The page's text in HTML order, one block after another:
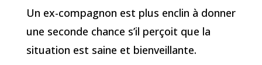
Un ex-compagnon est plus enclin à donner
une seconde chance s’il perçoit que la
situation est saine et bienveillante.